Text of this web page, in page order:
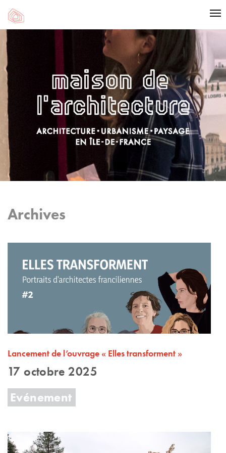
Archives
Lancement de l’ouvrage « Elles transforment »
17 octobre 2025
Evénement